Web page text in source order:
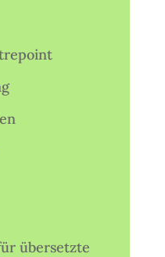
übersetzte